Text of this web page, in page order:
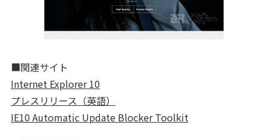
■関連サイト
Internet Explorer 10
プレスリリース（英語）
IE10 Automatic Update Blocker Toolkit